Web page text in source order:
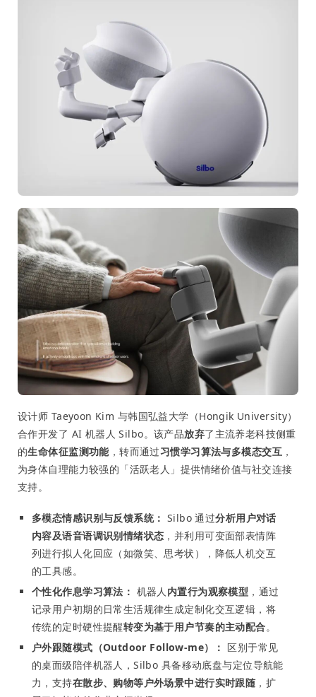
设计师 Taeyoon Kim 与韩国弘益大学（Hongik University）
合作开发了 AI 机器人 Silbo。该产品放弃了主流养老科技侧重
的生命体征监测功能，转而通过习惯学习算法与多模态交互，
为身体自理能力较强的「活跃老人」提供情绪价值与社交连接
支持。
多模态情感识别与反馈系统： Silbo 通过分析用户对话
内容及语音语调识别情绪状态 ，并利用可变面部表情阵
列进行拟人化回应（如微笑、思考状），降低人机交互
的工具感。
个性化作息学习算法： 机器人 内置行为观察模型 ，通过
记录用户初期的日常生活规律生成定制化交互逻辑，将
传统的定时硬性提醒转变为基于用户节奏的主动配合。
户外跟随模式（Outdoor Follow-me）： 区别于常见
的桌面级陪伴机器人，Silbo 具备移动底盘与定位导航能
力，支持在散步、购物等户外场景中进行实时跟随 ，扩